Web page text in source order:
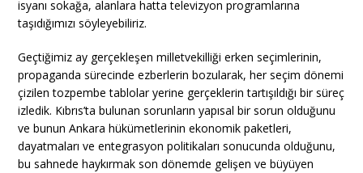
isyanı sokağa, alanlara hatta televizyon programlarına
taşıdığımızı söyleyebiliriz.
Geçtiğimiz ay gerçekleşen milletvekilliği erken seçimlerinin,
propaganda sürecinde ezberlerin bozularak, her seçim dönemi
çizilen tozpembe tablolar yerine gerçeklerin tartışıldığı bir süreç
izledik. Kıbrıs’ta bulunan sorunların yapısal bir sorun olduğunu
ve bunun Ankara hükümetlerinin ekonomik paketleri,
dayatmaları ve entegrasyon politikaları sonucunda olduğunu,
bu sahnede haykırmak son dönemde gelişen ve büyüyen